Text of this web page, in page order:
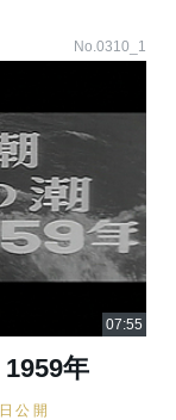
No.0310_1
年
公開